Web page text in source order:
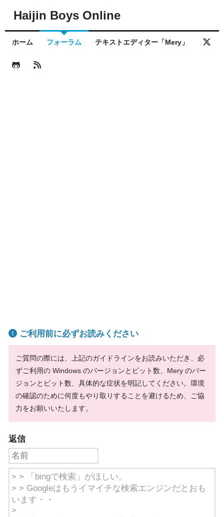
Haijin Boys Online
ホーム フォーラム テキストエディター「Mery」
ご利用前に必ずお読みください
ご質問の際には、上記のガイドラインをお読みいただき、必
ずご利用の Windows のバージョンとビット数、Mery のバー
ジョンとビット数、具体的な症状を明記してください。環境
の確認のために何度もやり取りすることを避けるため、ご協
力をお願いいたします。
返信